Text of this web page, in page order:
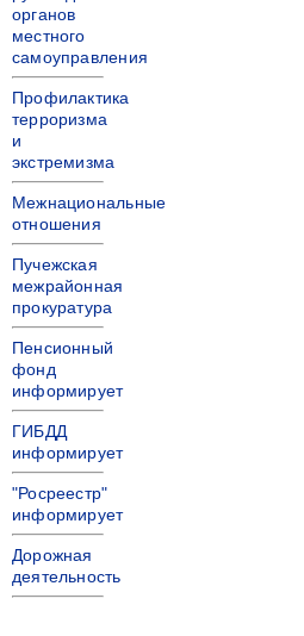
органов
местного
самоуправления
Профилактика
терроризма
и
экстремизма
Межнациональные
отношения
Пучежская
межрайонная
прокуратура
Пенсионный
фонд
информирует
ГИБДД
информирует
"Росреестр"
информирует
Дорожная
деятельность